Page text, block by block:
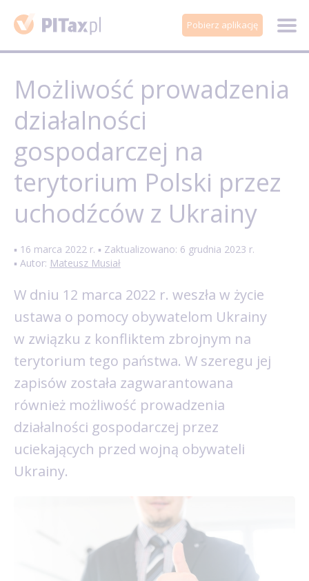
Pobierz aplikację
Możliwość prowadzenia
działalności
gospodarczej na
terytorium Polski przez
uchodźców z Ukrainy
▪ 16 marca 2022 r. ▪ Zaktualizowano: 6 grudnia 2023 r.
▪ Autor: Mateusz Musiał
W dniu 12 marca 2022 r. weszła w życie
ustawa o pomocy obywatelom Ukrainy
w związku z konfliktem zbrojnym na
terytorium tego państwa. W szeregu jej
zapisów została zagwarantowana
również możliwość prowadzenia
działalności gospodarczej przez
uciekających przed wojną obywateli
Ukrainy.